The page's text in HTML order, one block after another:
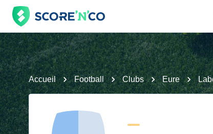
Accueil Football Clubs Eure